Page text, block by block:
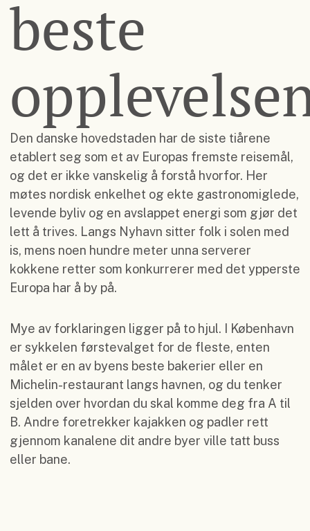
beste
Den danske hovedstaden har de siste tiårene
etablert seg som et av Europas fremste reisemål,
og det er ikke vanskelig å forstå hvorfor. Her
møtes nordisk enkelhet og ekte gastronomiglede,
levende byliv og en avslappet energi som gjør det
lett å trives. Langs Nyhavn sitter folk i solen med
is, mens noen hundre meter unna serverer
kokkene retter som konkurrerer med det ypperste
Europa har å by på.
Mye av forklaringen ligger på to hjul. I København
er sykkelen førstevalget for de fleste, enten
målet er en av byens beste bakerier eller en
Michelin-restaurant langs havnen, og du tenker
sjelden over hvordan du skal komme deg fra A til
B. Andre foretrekker kajakken og padler rett
gjennom kanalene dit andre byer ville tatt buss
eller bane.